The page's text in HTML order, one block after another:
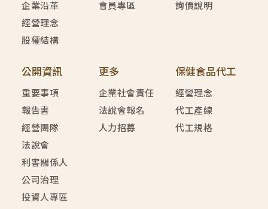
企業沿革
經營理念
股權結構
會員專區
詢價說明
公開資訊
重要事項
報告書
經營團隊
法說會
利害關係人
公司治理
投資人專區
更多
企業社會責任
法說會報名
人力招募
保健食品代工
經營理念
代工產線
代工規格